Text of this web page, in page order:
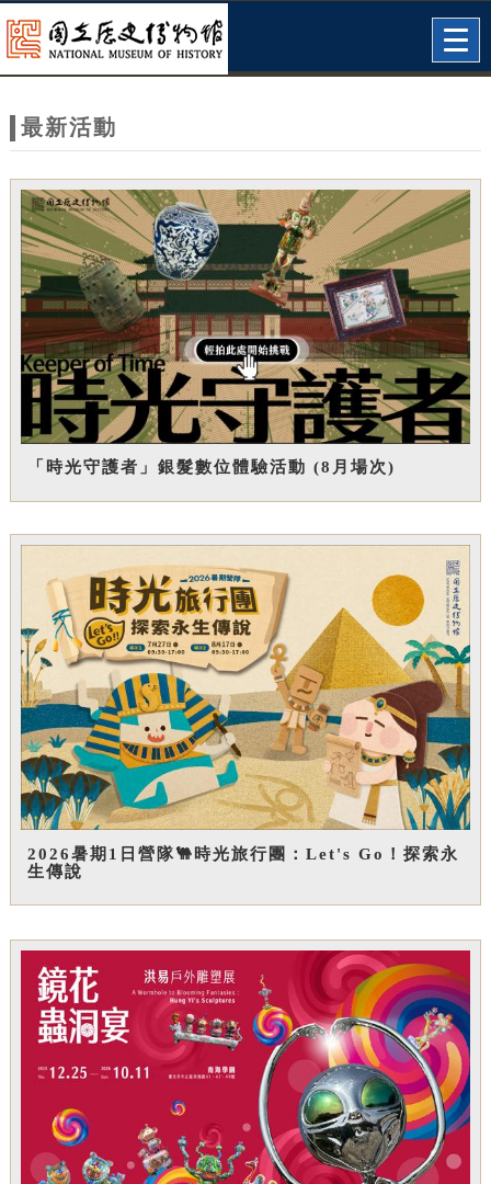
網
站
主
題
最新活動
「時光守護者」銀髮數位體驗活動 (8月場次)
2026暑期1日營隊🐫時光旅行團：Let's Go！探索永
生傳說